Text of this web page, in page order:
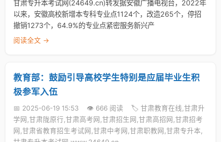
甘肃专升本考试网(24649.cn)转发据安徽广播电视台，2022年
以来，安徽高校新增本专科专业点1124个，改造265个，停招
撤销1273个，64.9%的专业点紧密服务新兴产
阅读全文 →
教育部：鼓励引导高校学生特别是应届毕业生积
极参军入伍
📅 2025-06-19 15:53 👁️ 666 阅读
🏷️ 甘肃教育在线,甘肃升
学网,甘肃陇原行,甘肃高考网,甘肃招生网,甘肃高招网,甘肃招考
网,甘肃省教育招生考试网,甘肃中考网,甘肃职教网,甘肃专升本,